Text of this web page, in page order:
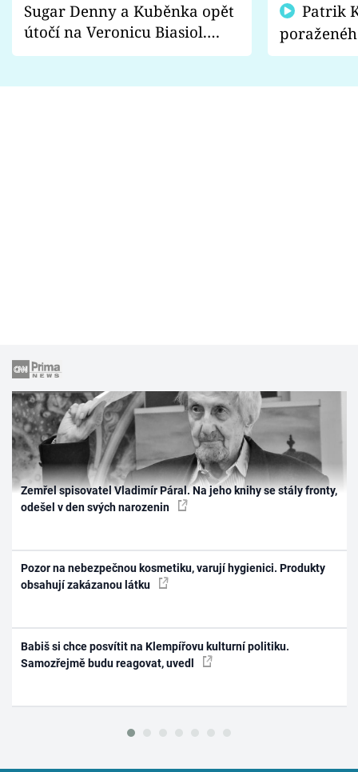
Sugar Denny a Kuběnka opět
útočí na Veronicu Biasiol.
Proč je podle nich falešná a
fanoušci
Zemřel spisovatel Vladimír Páral. Na jeho knihy se stály fronty,
odešel v den svých narozenin
Pozor na nebezpečnou kosmetiku, varují hygienici. Produkty
obsahují zakázanou látku
Babiš si chce posvítit na Klempířovu kulturní politiku.
Samozřejmě budu reagovat, uvedl